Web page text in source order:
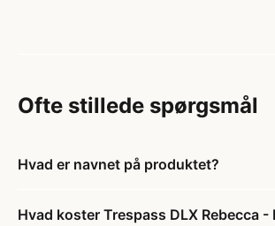
Ofte stillede spørgsmål
Hvad er navnet på produktet?
Hvad koster Trespass DLX Rebecca -